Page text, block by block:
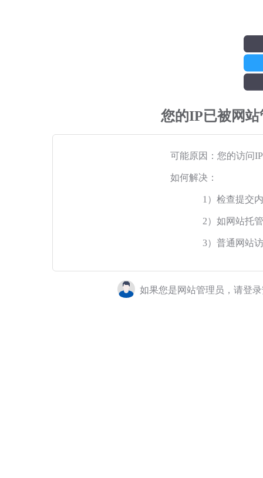
您的IP已被网
可能原因：您的访问
如何解决：
1）检查提交
2）如网站托
3）普通网站
如果您是网站管理员，请登